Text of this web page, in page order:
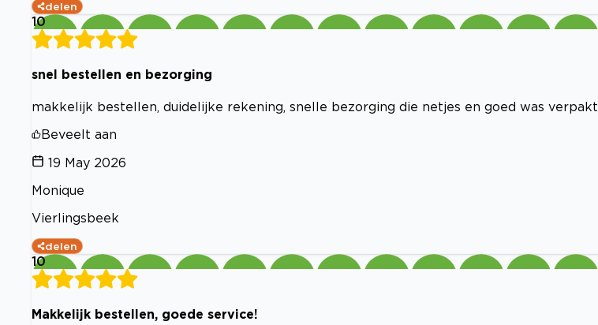
delen
10
snel bestellen en bezorging
makkelijk bestellen, duidelijke rekening, snelle bezorging die netjes en goed was verpakt.
Beveelt aan
19 May 2026
Monique
Vierlingsbeek
delen
10
Makkelijk bestellen, goede service!